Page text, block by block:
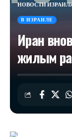
НОВОСТИ ИЗРАИЛЯ
В ИЗРАИЛЕ
Иран
жилым